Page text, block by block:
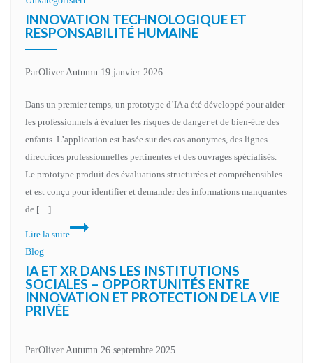
INNOVATION TECHNOLOGIQUE ET
RESPONSABILITÉ HUMAINE
ParOliver Autumn 19 janvier 2026
Dans un premier temps, un prototype d’IA a été développé pour aider
les professionnels à évaluer les risques de danger et de bien-être des
enfants. L’application est basée sur des cas anonymes, des lignes
directrices professionnelles pertinentes et des ouvrages spécialisés.
Le prototype produit des évaluations structurées et compréhensibles
et est conçu pour identifier et demander des informations manquantes
de […]
Lire la suite
Innovation
responsabilité
humaine
Blog
IA ET XR DANS LES INSTITUTIONS
SOCIALES – OPPORTUNITÉS ENTRE
INNOVATION ET PROTECTION DE LA VIE
PRIVÉE
ParOliver Autumn 26 septembre 2025